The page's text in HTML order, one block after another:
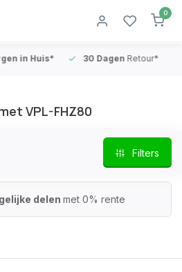
0
in Huis* 30 DagenRetour*
VPL-FHZ80
Filters
delen met 0% rente